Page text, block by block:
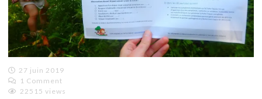
27 juin 2019
Emilie
1 Comment
22515 views